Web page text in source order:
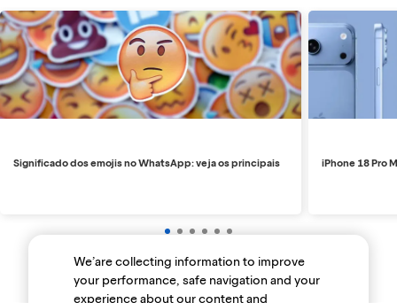
Significado dos emojis no WhatsApp: veja os principais iPhone 18 Pro
We’are collecting information to improve
your performance, safe navigation and your
experience about our content and